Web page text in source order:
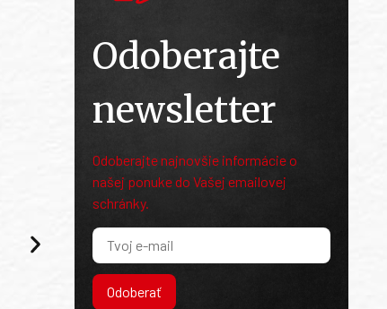
Odoberajte
newsletter
Odoberajte najnovšie informácie o
našej ponuke do Vašej emailovej
schránky.
Odoberať